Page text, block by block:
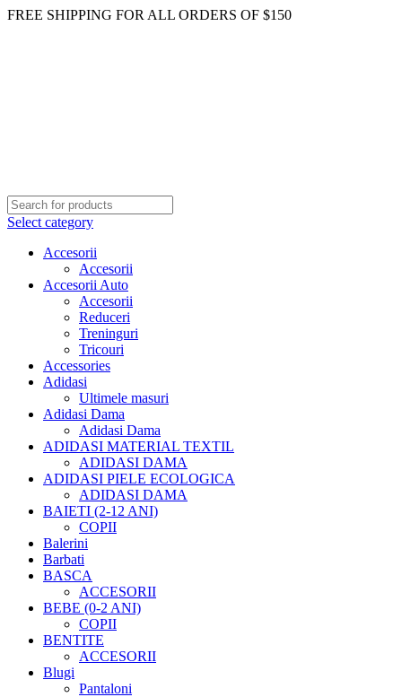
FREE SHIPPING FOR ALL ORDERS OF $150
Select category
Accesorii
Accesorii
Accesorii Auto
Accesorii
Reduceri
Treninguri
Tricouri
Accessories
Adidasi
Ultimele masuri
Adidasi Dama
Adidasi Dama
ADIDASI MATERIAL TEXTIL
ADIDASI DAMA
ADIDASI PIELE ECOLOGICA
ADIDASI DAMA
BAIETI (2-12 ANI)
COPII
Balerini
Barbati
BASCA
ACCESORII
BEBE (0-2 ANI)
COPII
BENTITE
ACCESORII
Blugi
Pantaloni